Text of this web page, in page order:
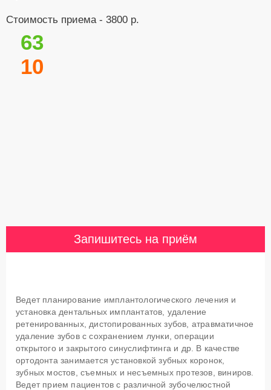
Стоимость приема - 3800 р.
63
10
Запишитесь на приём
Ведет планирование имплантологического лечения и
установка дентальных имплантатов, удаление
ретенированных, дистопированных зубов, атравматичное
удаление зубов с сохранением лунки, операции
открытого и закрытого синуслифтинга и др. В качестве
ортодонта занимается установкой зубных коронок,
зубных мостов, съемных и несъемных протезов, виниров.
Ведет прием пациентов с различной зубочелюстной